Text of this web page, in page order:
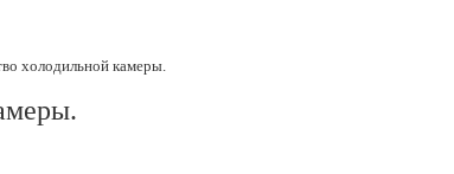
холодильной камеры.